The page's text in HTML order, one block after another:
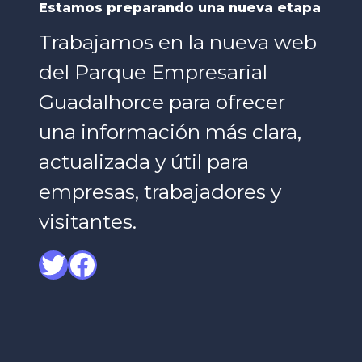
Estamos preparando una nueva etapa
Trabajamos en la nueva web
del Parque Empresarial
Guadalhorce para ofrecer
una información más clara,
actualizada y útil para
empresas, trabajadores y
visitantes.
Twitter
Facebook